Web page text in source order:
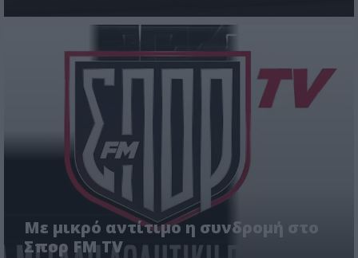
Με μικρό αντίτιμο η συνδρομή στο
Σπορ FM TV